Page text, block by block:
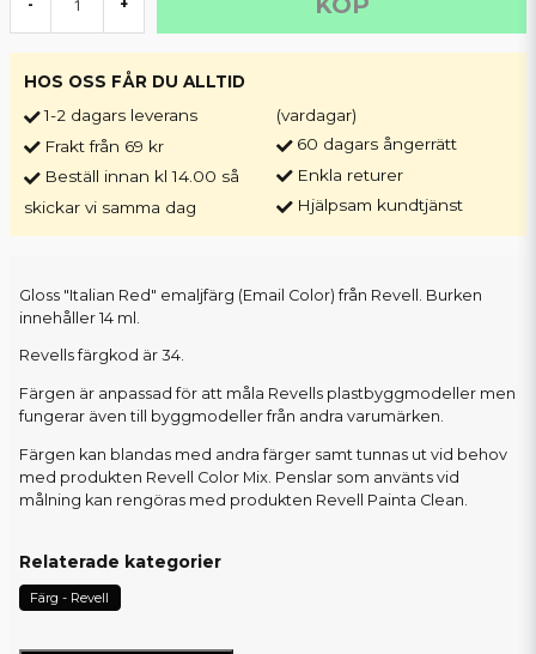
- +
HOS OSS FÅR DU ALLTID
1-2 dagars leverans
Frakt från 69 kr
Beställ innan kl 14.00 så
skickar vi samma dag
(vardagar)
60 dagars ångerrätt
Enkla returer
Hjälpsam kundtjänst
Gloss "Italian Red" emaljfärg (Email Color) från Revell. Burken
innehåller 14 ml.
Revells färgkod är 34.
Färgen är anpassad för att måla Revells plastbyggmodeller men
fungerar även till byggmodeller från andra varumärken.
Färgen kan blandas med andra färger samt tunnas ut vid behov
med produkten Revell Color Mix. Penslar som använts vid
målning kan rengöras med produkten Revell Painta Clean.
Relaterade kategorier
Färg - Revell